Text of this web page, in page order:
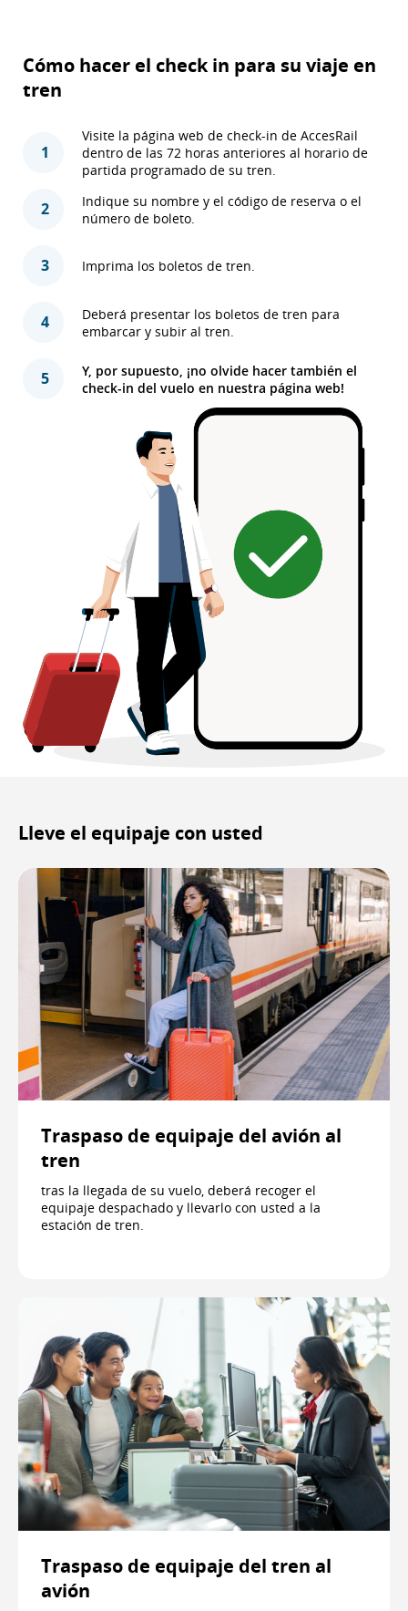
Cómo hacer el check in para su viaje en
tren
1
Visite la página web de check-in de AccesRail
dentro de las 72 horas anteriores al horario de
partida programado de su tren.
2
Indique su nombre y el código de reserva o el
número de boleto.
3 Imprima los boletos de tren.
4
Deberá presentar los boletos de tren para
embarcar y subir al tren.
5
Y, por supuesto, ¡no olvide hacer también el
check-in del vuelo en nuestra página web!
Lleve el equipaje con usted
Traspaso de equipaje del avión al
tren
tras la llegada de su vuelo, deberá recoger el
equipaje despachado y llevarlo con usted a la
estación de tren.
Traspaso de equipaje del tren al
avión